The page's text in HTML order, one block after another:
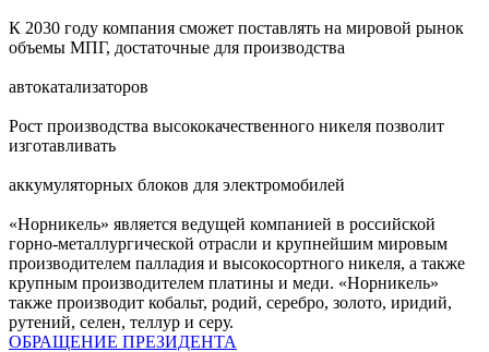
К 2030 году компания сможет поставлять на мировой рынок
объемы МПГ, достаточные для производства
автокатализаторов
Рост производства высококачественного никеля позволит
изготавливать
аккумуляторных блоков для электромобилей
«Норникель» является ведущей компанией в российской
горно-металлургической отрасли и крупнейшим мировым
производителем палладия и высокосортного никеля, а также
крупным производителем платины и меди. «Норникель»
также производит кобальт, родий, серебро, золото, иридий,
рутений, селен, теллур и серу.
ОБРАЩЕНИЕ ПРЕЗИДЕНТА